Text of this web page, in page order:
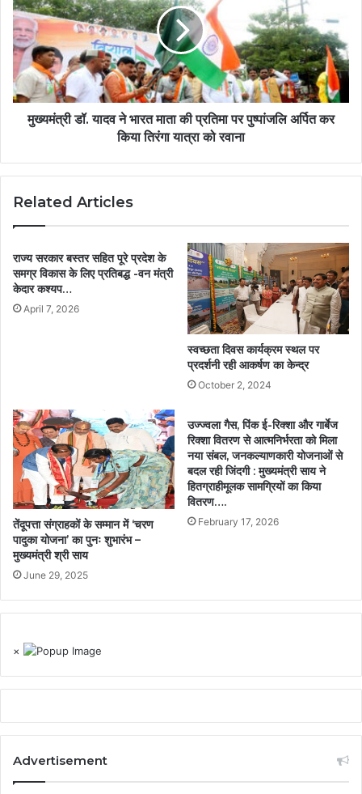
मुख्यमंत्री डॉ. यादव ने भारत माता की प्रतिमा पर पुष्पांजलि अर्पित कर
किया तिरंगा यात्रा को रवाना
Related Articles
राज्य सरकार बस्तर सहित पूरे प्रदेश के
समग्र विकास के लिए प्रतिबद्ध -वन मंत्री
केदार कश्यप…
April 7, 2026
स्वच्छता दिवस कार्यक्रम स्थल पर
प्रदर्शनी रही आकर्षण का केन्द्र
October 2, 2024
तेंदूपत्ता संग्राहकों के सम्मान में ‘चरण
पादुका योजना’ का पुनः शुभारंभ –
मुख्यमंत्री श्री साय
June 29, 2025
उज्ज्वला गैस, पिंक ई-रिक्शा और गार्बेज
रिक्शा वितरण से आत्मनिर्भरता को मिला
नया संबल, जनकल्याणकारी योजनाओं से
बदल रही जिंदगी : मुख्यमंत्री साय ने
हितग्राहीमूलक सामग्रियों का किया
वितरण….
February 17, 2026
×
Advertisement